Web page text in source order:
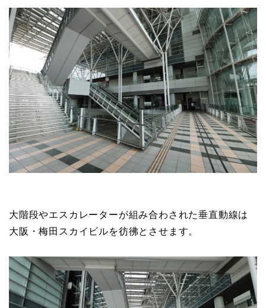
大階段やエスカレーターが組み合わされた垂直動線は
大阪・梅田スカイビルを彷彿とさせます。